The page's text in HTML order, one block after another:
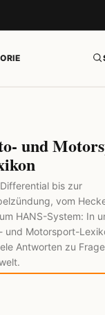
und
bis zur
vom
HANS-System: In
und Motorsport-
Antworten zu